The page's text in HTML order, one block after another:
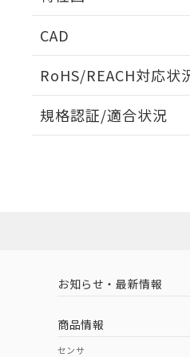
A: 65mm以上、B: 60mm以
金属埋め込み
検出領域
CAD
RoHS/REACH対応状
EU RoHS 注意事項・凡
中国 RoHS 注意事項・凡
中国 RoHS表
規格認証/適合状況
お知らせ・最新情報
商品情報
センサ